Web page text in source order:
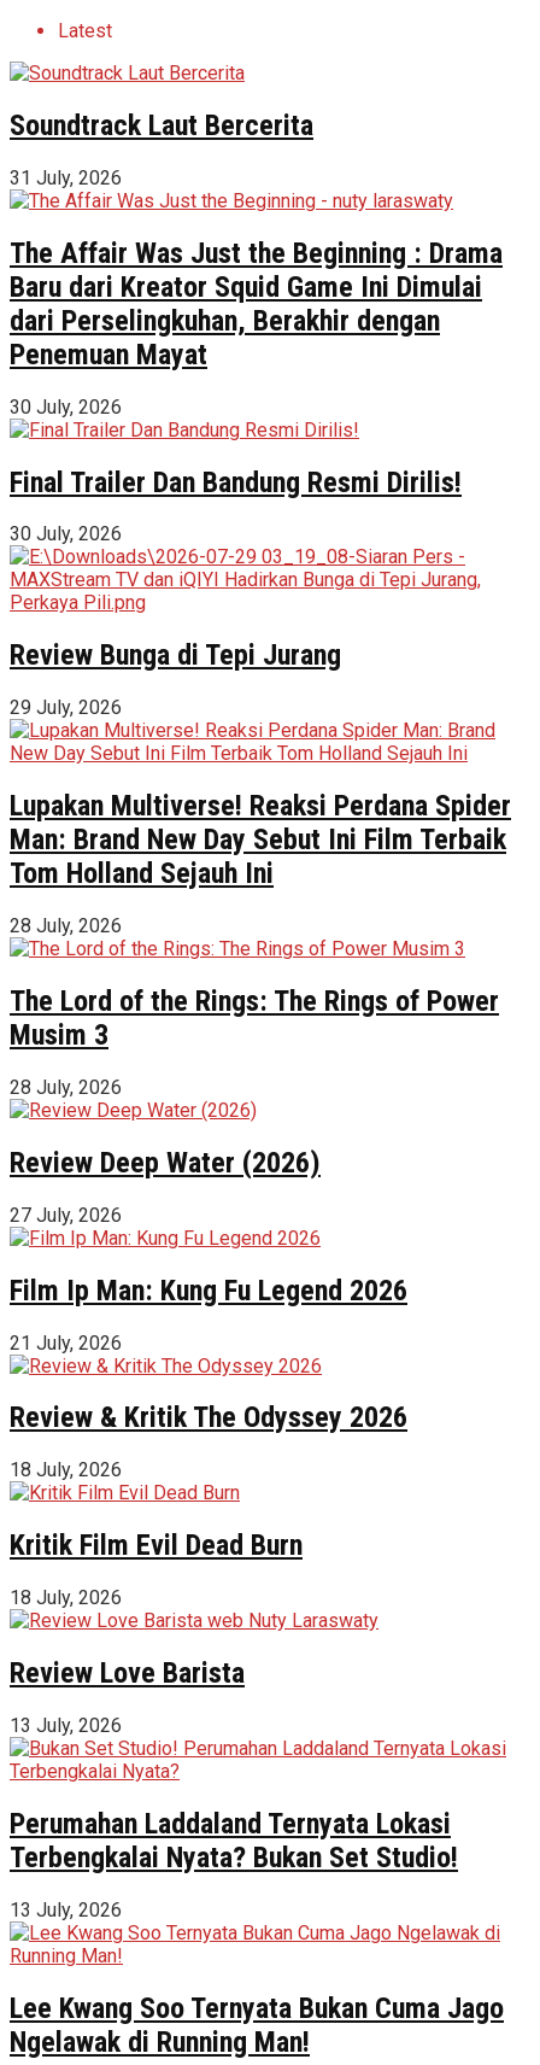
Latest
Soundtrack Laut Bercerita
31 July, 2026
The Affair Was Just the Beginning : Drama
Baru dari Kreator Squid Game Ini Dimulai
dari Perselingkuhan, Berakhir dengan
Penemuan Mayat
30 July, 2026
Final Trailer Dan Bandung Resmi Dirilis!
30 July, 2026
Review Bunga di Tepi Jurang
29 July, 2026
Lupakan Multiverse! Reaksi Perdana Spider
Man: Brand New Day Sebut Ini Film Terbaik
Tom Holland Sejauh Ini
28 July, 2026
The Lord of the Rings: The Rings of Power
Musim 3
28 July, 2026
Review Deep Water (2026)
27 July, 2026
Film Ip Man: Kung Fu Legend 2026
21 July, 2026
Review & Kritik The Odyssey 2026
18 July, 2026
Kritik Film Evil Dead Burn
18 July, 2026
Review Love Barista
13 July, 2026
Perumahan Laddaland Ternyata Lokasi
Terbengkalai Nyata? Bukan Set Studio!
13 July, 2026
Lee Kwang Soo Ternyata Bukan Cuma Jago
Ngelawak di Running Man!